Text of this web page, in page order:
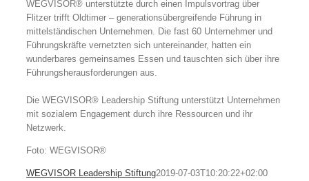
WEGVISOR® unterstützte durch einen Impulsvortrag über
Flitzer trifft Oldtimer – generationsübergreifende Führung in
mittelständischen Unternehmen. Die fast 60 Unternehmer und
Führungskräfte vernetzten sich untereinander, hatten ein
wunderbares gemeinsames Essen und tauschten sich über ihre
Führungsherausforderungen aus.
Die WEGVISOR® Leadership Stiftung unterstützt Unternehmen
mit sozialem Engagement durch ihre Ressourcen und ihr
Netzwerk.
Foto: WEGVISOR®
WEGVISOR Leadership Stiftung2019-07-03T10:20:22+02:00